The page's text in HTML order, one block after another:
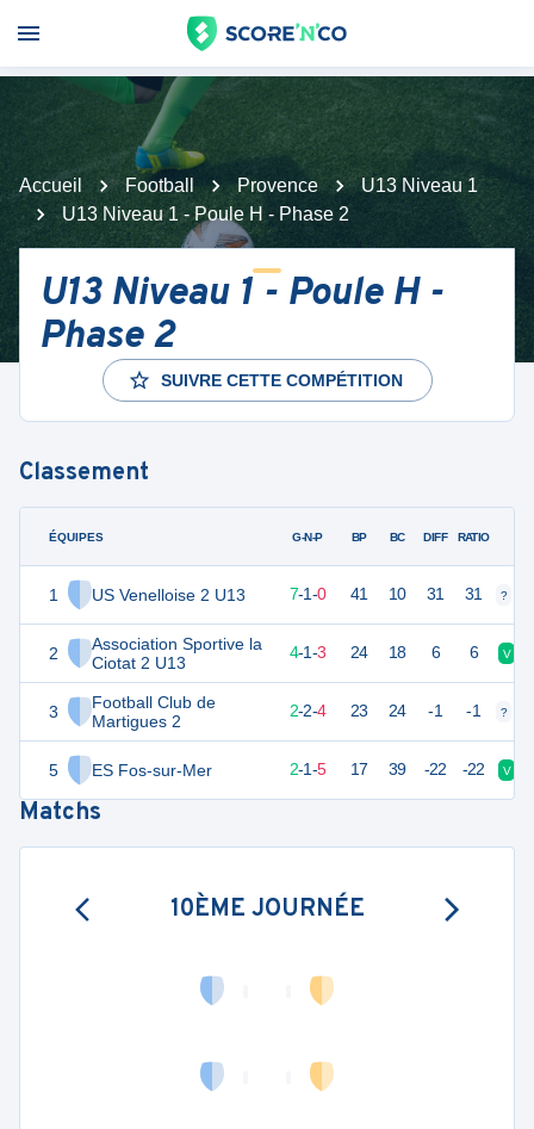
Accueil Football Provence
U13 Niveau 1
U13 Niveau 1 - Poule H - Phase 2
U13 Niveau 1 - Poule H -
Phase 2
SUIVRE CETTE COMPÉTITION
Classement
ÉQUIPES
1 US Venelloise 2 U13
2
Association Sportive la
Ciotat 2 U13
3
Football Club de
Martigues 2
5 ES Fos-sur-Mer
G-N-P BP BC DIFF RATIO
22 7-1-0 41 10 31 31 ?
13 8 4-1-3 24 18 6 6 V
8 2-2-4 23 24 -1 -1 ?
2-1-5 17 39 -22 -22 V
Matchs
10ÈME JOURNÉE